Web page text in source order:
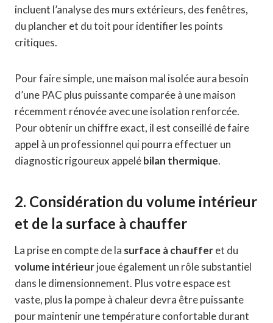
incluent l’analyse des murs extérieurs, des fenêtres,
du plancher et du toit pour identifier les points
critiques.
Pour faire simple, une maison mal isolée aura besoin
d’une PAC plus puissante comparée à une maison
récemment rénovée avec une isolation renforcée.
Pour obtenir un chiffre exact, il est conseillé de faire
appel à un professionnel qui pourra effectuer un
diagnostic rigoureux appelébilan thermique.
2. Considération du volume intérieur
et de la surface à chauffer
La prise en compte de la surface à chaufferet du
volume intérieurjoue également un rôle substantiel
dans le dimensionnement. Plus votre espace est
vaste, plus la pompe à chaleur devra être puissante
pour maintenir une température confortable durant